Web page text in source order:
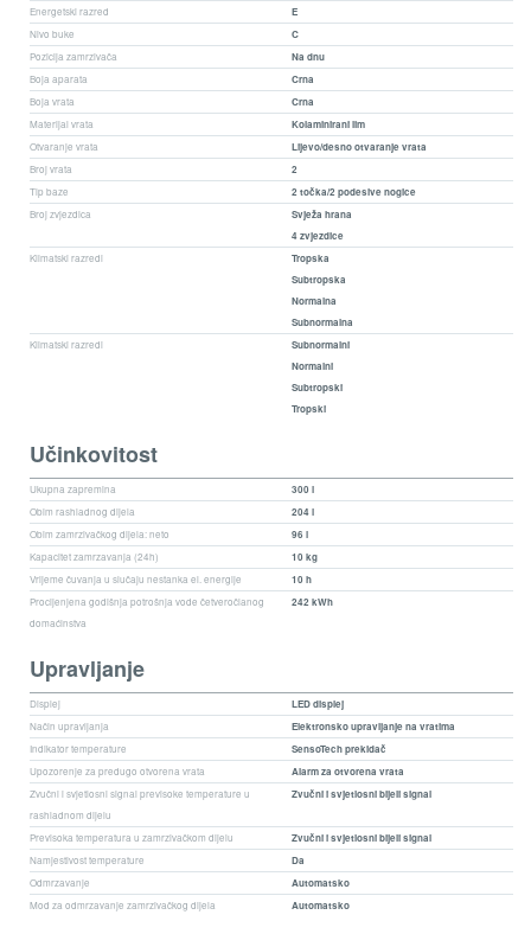
Energetski razred
E
Nivo buke
C
Pozicija zamrzivača
Na dnu
Boja aparata
Crna
Boja vrata
Crna
Materijal vrata
Kolaminirani lim
Otvaranje vrata
Lijevo/desno otvaranje vrata
Broj vrata
2
Tip baze
2 točka/2 podesive nogice
Broj zvjezdica
Svježa hrana
4 zvjezdice
Klimatski razredi
Tropska
Subtropska
Normalna
Subnormalna
Klimatski razredi
Subnormalni
Normalni
Subtropski
Tropski
Učinkovitost
Ukupna zapremina
300 l
Obim rashladnog dijela
204 l
Obim zamrzivačkog dijela: neto
96 l
Kapacitet zamrzavanja (24h)
10 kg
Vrijeme čuvanja u slučaju nestanka el. energije
10 h
Procijenjena godišnja potrošnja vode četveročlanog
domaćinstva
242 kWh
Upravljanje
Displej
LED displej
Način upravljanja
Elektronsko upravljanje na vratima
Indikator temperature
SensoTech prekidač
Upozorenje za predugo otvorena vrata
Alarm za otvorena vrata
Zvučni i svjetlosni signal previsoke temperature u
rashladnom dijelu
Zvučni i svjetlosni bijeli signal
Previsoka temperatura u zamrzivačkom dijelu
Zvučni i svjetlosni bijeli signal
Namjestivost temperature
Da
Odmrzavanje
Automatsko
Mod za odmrzavanje zamrzivačkog dijela
Automatsko